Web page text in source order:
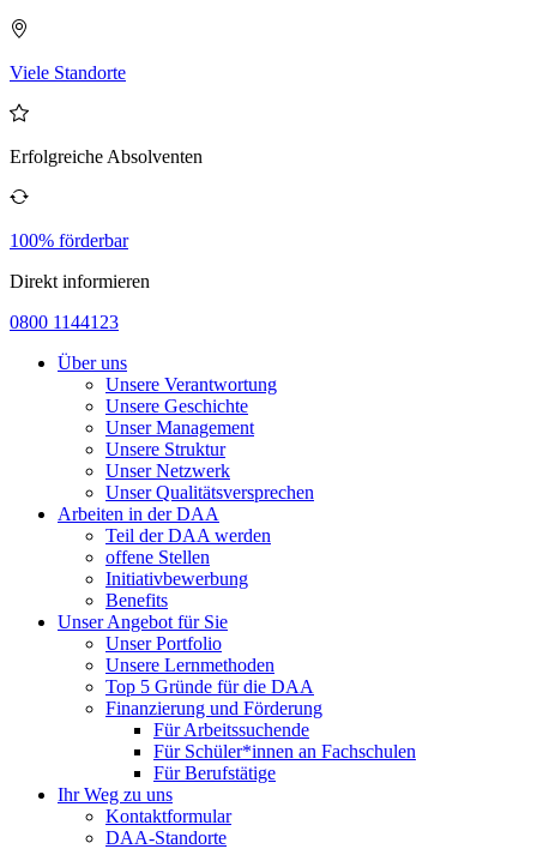
Viele Standorte
Erfolgreiche Absolventen
100% förderbar
Direkt informieren
0800 1144123
Über uns
Unsere Verantwortung
Unsere Geschichte
Unser Management
Unsere Struktur
Unser Netzwerk
Unser Qualitätsversprechen
Arbeiten in der DAA
Teil der DAA werden
offene Stellen
Initiativbewerbung
Benefits
Unser Angebot für Sie
Unser Portfolio
Unsere Lernmethoden
Top 5 Gründe für die DAA
Finanzierung und Förderung
Für Arbeitssuchende
Für Schüler*innen an Fachschulen
Für Berufstätige
Ihr Weg zu uns
Kontaktformular
DAA-Standorte